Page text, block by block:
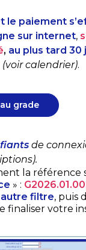
le paiement
sur internet,
, au plus tard 30
(voir calendrier).
grade
de
la référence
» :
autre filtre, puis
finaliser votre